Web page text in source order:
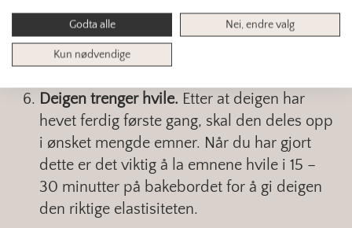
hevetid enn fine deiger. Ved første heving
anbefaler vi at du dekker bollen til med
plast, for å hindre at deigen tørker ut.
Deigen trenger hvile. Etter at deigen har
hevet ferdig første gang, skal den deles opp
i ønsket mengde emner. Når du har gjort
dette er det viktig å la emnene hvile i 15 –
30 minutter på bakebordet for å gi deigen
den riktige elastisiteten.
Godta alle Nei, endre valg
Kun nødvendige